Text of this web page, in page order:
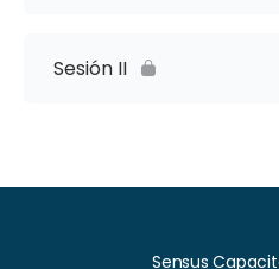
Sesión II
Sensus